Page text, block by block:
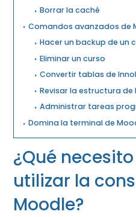
Borrar la caché
Comandos avanzados de
Hacer un backup de un
Eliminar un curso
Convertir tablas de
Revisar la estructura
Administrar tareas
Domina la terminal de
¿Qué
utilizar la
Moodle?